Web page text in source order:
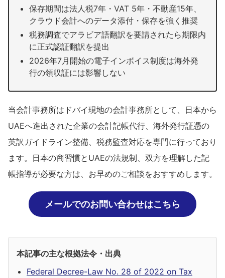
保存期間は法人税7年・VAT 5年・不動産15年、
クラウド会計へのデータ添付・保存を強く推奨
税務調査でアラビア語翻訳を要請されたら期限内
に正式認証翻訳を提出
2026年7月開始の電子インボイス制度は海外発
行の領収証には影響しない
当会計事務所はドバイ現地の会計事務所として、日本から
UAEへ進出された企業の会計記帳代行、海外発行証憑の
英訳ガイドライン整備、税務監査対応を専門に行っており
ます。日本の商習慣とUAEの法規制、双方を理解した記
帳指導が必要な方は、お早めのご相談をおすすめします。
メールでのお問い合わせはこちら
本記事の主な根拠法令・出典
Federal Decree-Law No. 28 of 2022 on Tax